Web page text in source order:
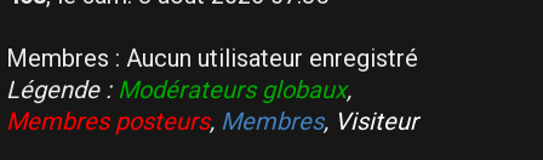
Membres : Aucun utilisateur enregistré
Légende : Modérateurs globaux,
Membres posteurs, Membres, Visiteur